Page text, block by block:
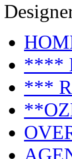
****
***